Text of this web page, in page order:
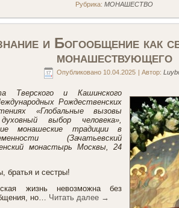
Рубрика: МОНАШЕСТВО
и Богообщение как
монашествующего
Опубликовано 10.04.2025 | Автор:
Тверского и Кашинского
Рождественских
«Глобальные вызовы
выбор человека»,
монашеские традиции в
(Зачатьевский
монастырь Москвы, 24
братья и сестры!
жизнь невозможна без
но… Читать далее →